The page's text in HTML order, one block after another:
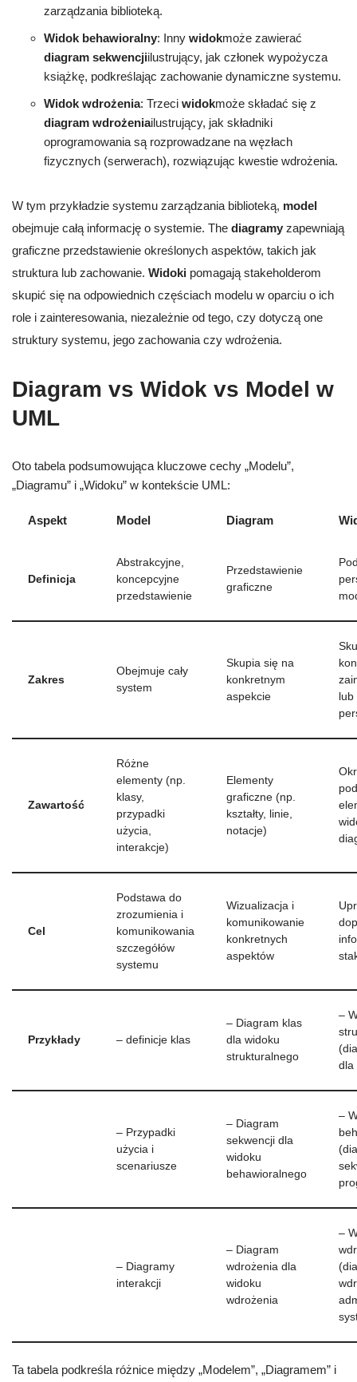
zarządzania biblioteką.
Widok behawioralny: Inny widokmoże zawierać
diagram sekwencjiilustrujący, jak członek wypożycza
książkę, podkreślając zachowanie dynamiczne systemu.
Widok wdrożenia: Trzeci widokmoże składać się z
diagram wdrożeniailustrujący, jak składniki
oprogramowania są rozprowadzane na węzłach
fizycznych (serwerach), rozwiązując kwestie wdrożenia.
W tym przykładzie systemu zarządzania biblioteką, model
obejmuje całą informację o systemie. The diagramy zapewniają
graficzne przedstawienie określonych aspektów, takich jak
struktura lub zachowanie. Widoki pomagają stakeholderom
skupić się na odpowiednich częściach modelu w oparciu o ich
role i zainteresowania, niezależnie od tego, czy dotyczą one
struktury systemu, jego zachowania czy wdrożenia.
Diagram vs Widok vs Model w
UML
Oto tabela podsumowująca kluczowe cechy „Modelu”,
„Diagramu” i „Widoku” w kontekście UML:
Aspekt Model Diagram
Definicja
Abstrakcyjne,
koncepcyjne
przedstawienie
Przedstawienie
graficzne
Zakres
Obejmuje cały
system
Skupia się na
konkretnym
aspekcie
lub
Zawartość
Różne
elementy (np.
klasy,
przypadki
użycia,
interakcje)
Elementy
graficzne (np.
kształty, linie,
notacje)
Cel
Podstawa do
zrozumienia i
komunikowania
szczegółów
systemu
Wizualizacja i
komunikowanie
konkretnych
aspektów
Przykłady – definicje klas
– Diagram klas
dla widoku
strukturalnego
–
dla
– Przypadki
użycia i
scenariusze
– Diagram
sekwencji dla
widoku
behawioralnego
–
– Diagramy
interakcji
– Diagram
wdrożenia dla
widoku
wdrożenia
–
Ta tabela podkreśla różnice między „Modelem”, „Diagramem” i